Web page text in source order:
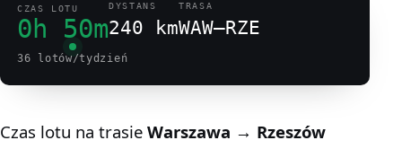
CZAS LOTU
0h 50m
DYSTANS
240 km
TRASA
WAW–RZE
36 lotów/tydzień
Czas lotu na trasie Warszawa → Rzeszów